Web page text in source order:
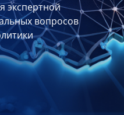
экспертной
вопросов